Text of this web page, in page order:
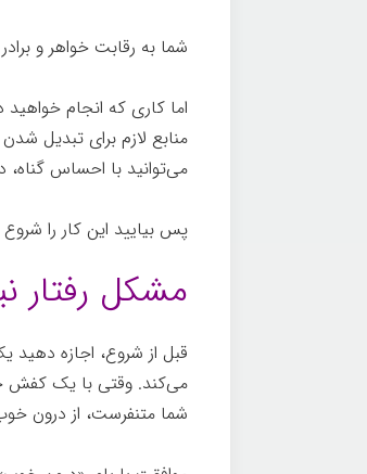
شما به رقابت خواهر و
اما کاری که انجام خواهید
منابع لازم برای تبدیل
می‌توانید با احساس
پس بیایید این کار را شروع
مشکل رفتار
قبل از شروع، اجازه
می‌کند. وقتی با یک کفش
شما متنفرست، از درون